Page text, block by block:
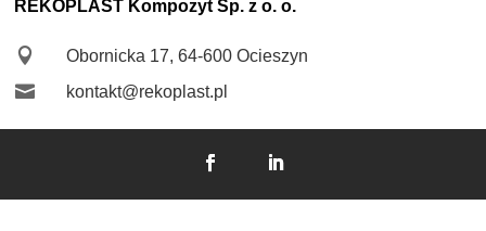
REKOPLAST Kompozyt Sp. z o. o.
 Obornicka 17, 64-600 Ocieszyn
 kontakt@rekoplast.pl